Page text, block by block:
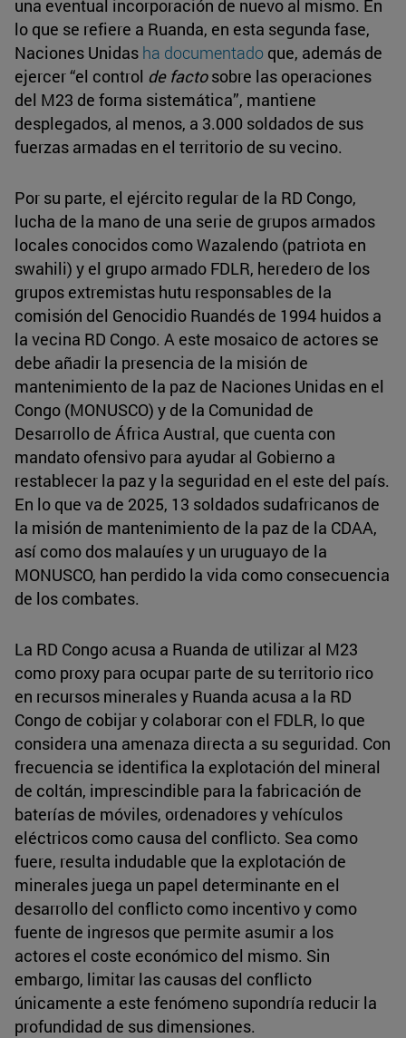
una eventual incorporación de nuevo al mismo. En
lo que se refiere a Ruanda, en esta segunda fase,
Naciones Unidas ha documentado que, además de
ejercer “el control de factosobre las operaciones
del M23 de forma sistemática”, mantiene
desplegados, al menos, a 3.000 soldados de sus
fuerzas armadas en el territorio de su vecino.
Por su parte, el ejército regular de la RD Congo,
lucha de la mano de una serie de grupos armados
locales conocidos como Wazalendo (patriota en
swahili) y el grupo armado FDLR, heredero de los
grupos extremistas hutu responsables de la
comisión del Genocidio Ruandés de 1994 huidos a
la vecina RD Congo. A este mosaico de actores se
debe añadir la presencia de la misión de
mantenimiento de la paz de Naciones Unidas en el
Congo (MONUSCO) y de la Comunidad de
Desarrollo de África Austral, que cuenta con
mandato ofensivo para ayudar al Gobierno a
restablecer la paz y la seguridad en el este del país.
En lo que va de 2025, 13 soldados sudafricanos de
la misión de mantenimiento de la paz de la CDAA,
así como dos malauíes y un uruguayo de la
MONUSCO, han perdido la vida como consecuencia
de los combates.
La RD Congo acusa a Ruanda de utilizar al M23
como proxy para ocupar parte de su territorio rico
en recursos minerales y Ruanda acusa a la RD
Congo de cobijar y colaborar con el FDLR, lo que
considera una amenaza directa a su seguridad. Con
frecuencia se identifica la explotación del mineral
de coltán, imprescindible para la fabricación de
baterías de móviles, ordenadores y vehículos
eléctricos como causa del conflicto. Sea como
fuere, resulta indudable que la explotación de
minerales juega un papel determinante en el
desarrollo del conflicto como incentivo y como
fuente de ingresos que permite asumir a los
actores el coste económico del mismo. Sin
embargo, limitar las causas del conflicto
únicamente a este fenómeno supondría reducir la
profundidad de sus dimensiones.